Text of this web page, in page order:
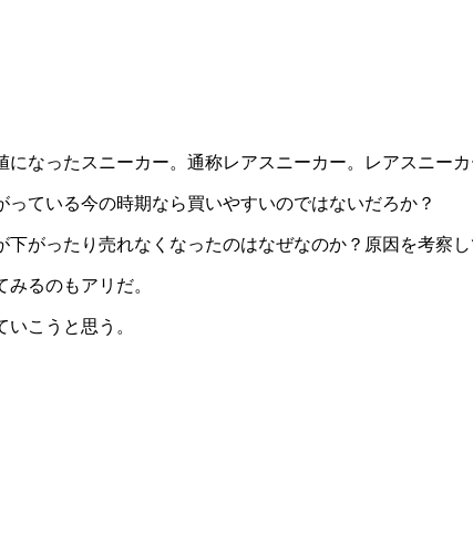
なったスニーカー。通称レアスニーカー。レアスニー
ている今の時期なら買いやすいのではないだろか？
がったり売れなくなったのはなぜなのか？原因を考察し
るのもアリだ。
こうと思う。